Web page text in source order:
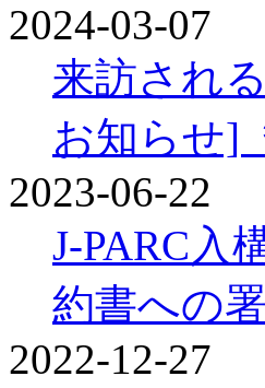
2024-03-07
来訪され
お知らせ]
2023-06-22
J-PARC入
約書への
2022-12-27